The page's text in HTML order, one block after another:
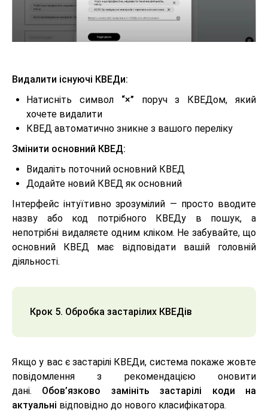
Видалити існуючі КВЕДи:
Натисніть символ “×” поруч з КВЕДом, який
хочете видалити
КВЕД автоматично зникне з вашого переліку
Змінити основний КВЕД:
Видаліть поточний основний КВЕД
Додайте новий КВЕД як основний
Інтерфейс інтуїтивно зрозумілий — просто вводите
назву або код потрібного КВЕДу в пошук, а
непотрібні видаляєте одним кліком. Не забувайте, що
основний КВЕД має відповідати вашій головній
діяльності.
Крок 5. Обробка застарілих КВЕДів
Якщо у вас є застарілі КВЕДи, система покаже жовте
повідомлення з рекомендацією оновити
дані. Обов’язково замініть застарілі коди на
актуальні відповідно до нового класифікатора.